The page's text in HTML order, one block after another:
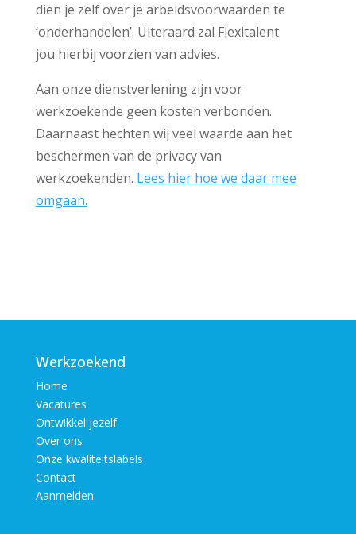
dien je zelf over je arbeidsvoorwaarden te
‘onderhandelen’. Uiteraard zal Flexitalent
jou hierbij voorzien van advies.
Aan onze dienstverlening zijn voor
werkzoekende geen kosten verbonden.
Daarnaast hechten wij veel waarde aan het
beschermen van de privacy van
werkzoekenden. Lees hier hoe we daar mee
omgaan.
Werkzoekend
Home
Vacatures
Ontwikkel jezelf
Over ons
Onze kwaliteitslabels
Contact
Aanmelden